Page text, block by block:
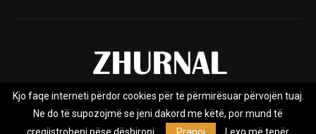
Rreth nesh Impresumi Marketing
Privacy Policy
Kjo faqe interneti përdor cookies për të përmirësuar përvojën tuaj.
Ne do të supozojmë se jeni dakord me këtë, por mund të